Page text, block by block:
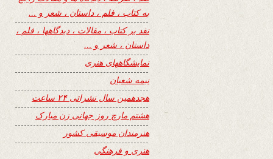
به کتاب ، فلم ، داستان ، شعر و …
نفد بر کتاب ، مقالات ، دیدگاهها ، فلم ،
داستان ، شعر و …
نمایشگاههای هنری
نیمه شعبان
هجدهمین سال نشراتی ۲۴ ساعت
هشتم مارچ روز جهانی زن مبارک
هنرمندان موسیقی کشور
هنری و فرهنگی